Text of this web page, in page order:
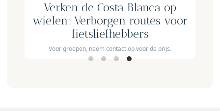
Verken de Costa Blanca op
wielen: Verborgen routes voor
fietsliefhebbers
Voor groepen, neem contact op voor de prijs.